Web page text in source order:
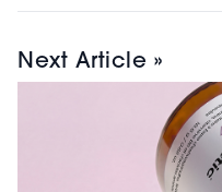
Next Article »